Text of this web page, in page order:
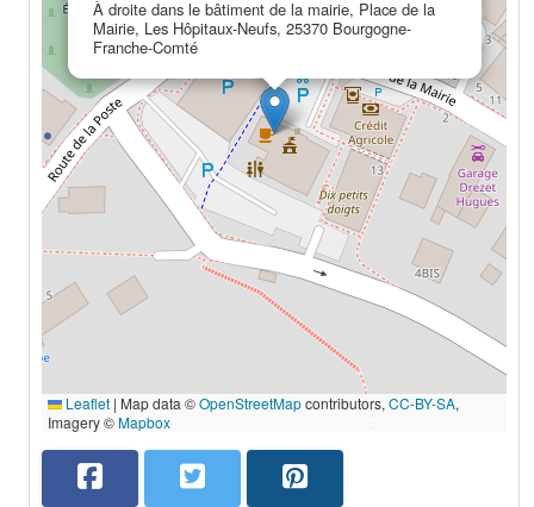
À droite dans le bâtiment de la mairie, Place de la
Mairie, Les Hôpitaux-Neufs, 25370 Bourgogne-
Franche-Comté
Leaflet | Map data ©OpenStreetMapcontributors, CC-BY-SA,
Imagery ©Mapbox